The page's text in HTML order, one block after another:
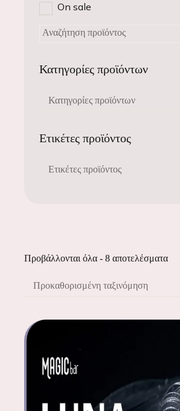
Προβάλλονται όλα - 8 αποτελέσματα
Προκαθορισμένη ταξινόμηση
On sale
Κατηγορίες προϊόντων
Κατηγορίες προϊόντων
Ετικέτες προϊόντος
Ετικέτες προϊόντος